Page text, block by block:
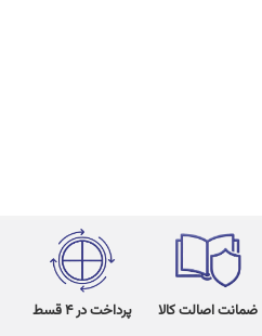
ضمانت اصالت کالا پرداخت در 4 قسط